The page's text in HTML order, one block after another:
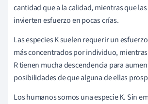
cantidad que a la calidad, mientras que las
invierten esfuerzo en pocas crías.
Las especies K suelen requerir un
más concentrados por individuo,
R tienen mucha descendencia para
posibilidades de que alguna de ellas
Los humanos somos una especie K. Sin